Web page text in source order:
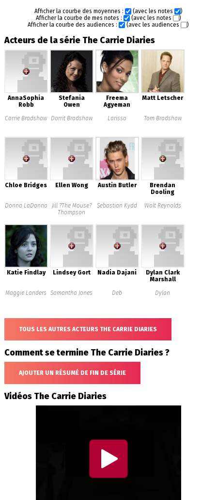
Afficher la courbe des moyennes : (avec les notes
)
Afficher la courbe de mes notes :
(avec les notes
)
Afficher la courbe des audiences :
(avec les audiences )
Acteurs de la série The Carrie Diaries
AnnaSophia
Robb
Carrie Bradshaw
Stefania
Owen
Dorrit Bradshaw
Freema
Agyeman
Larissa
Matt Letscher
Tom Bradshaw
Chloe Bridges
Donna LaDonna
Ellen Wong
Jill ?The Mouse?
Thompson
Austin Butler
Sebastian Kydd
Brendan
Dooling
Walt Reynolds
Katie Findlay
Maggie Landers
Lindsey Gort
Samantha Jones
Nadia Dajani
Deb
Dylan Clark
Marshall
Dylan
TOUS LES AUTRES ACTEURS THE CARRIE DIARIES
Comment se termine The Carrie Diaries ?
AJOUTER UN RÉSUMÉ DE FIN DE SÉRIE
Vidéos The Carrie Diaries